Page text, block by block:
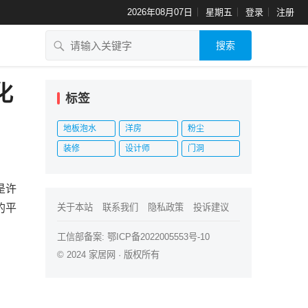
2026年08月07日 星期五 登录 注册
搜索
许
平
标签
地板泡水 洋房 粉尘
装修 设计师 门洞
关于本站 联系我们 隐私政策 投诉建议
工信部备案: 鄂ICP备2022005553号-10
© 2024 家居网 · 版权所有